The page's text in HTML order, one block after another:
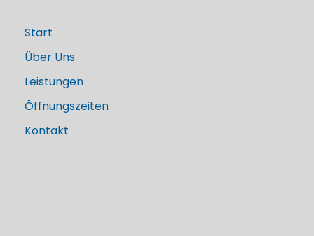
Start
Über Uns
Leistungen
Öffnungszeiten
Kontakt